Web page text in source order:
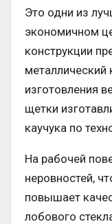
Это одни из
экономичном
конструкции
металлический
изготовления
щетки
каучука по
На рабочей
неровностей,
повышает
лобового